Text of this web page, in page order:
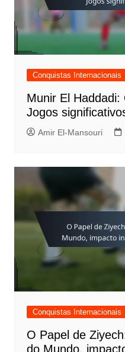
Conquistas Internacionais
Munir El Haddadi:
Jogos
Amir El-Mansouri
Conquistas Internacionais
O Papel de
do Mundo,